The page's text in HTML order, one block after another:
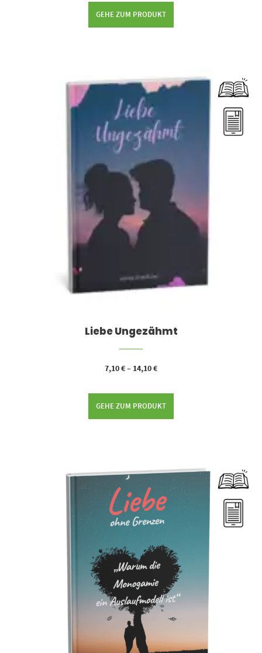
GEHE ZUM PRODUKT
Liebe Ungezähmt
7,10€– 14,10€
GEHE ZUM PRODUKT